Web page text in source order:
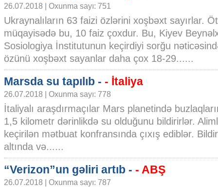
26.07.2018 | Oxunma sayı: 751
Ukraynalıların 63 faizi özlərini xoşbəxt sayırlar.
müqayisədə bu, 10 faiz çoxdur. Bu, Kiyev
Sosiologiya İnstitutunun keçirdiyi sorğu
özünü xoşbəxt sayanlar daha çox 18-29......
Marsda su tapılıb - - İtaliya
26.07.2018 | Oxunma sayı: 778
İtaliyalı araşdırmaçılar Mars planetində
1,5 kilometr dərinlikdə su olduğunu bildirirlər.
keçirilən mətbuat konfransında çıxış ediblər.
altında və......
“Verizon”un gəliri artıb - - ABŞ
26.07.2018 | Oxunma sayı: 787